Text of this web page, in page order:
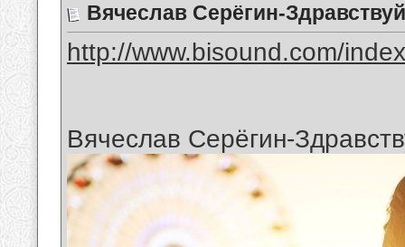
Вячеслав Серёгин-Здравствуй
http://www.bisound.com/
Вячеслав Серёгин-